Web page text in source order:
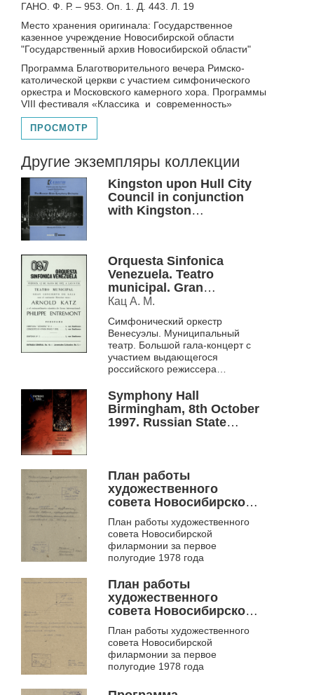
ГАНО. Ф. Р. – 953. Оп. 1. Д. 443. Л. 19
Место хранения оригинала: Государственное
казенное учреждение Новосибирской области
"Государственный архив Новосибирской области"
Программа Благотворительного вечера Римско-
католической церкви с участием симфонического
оркестра и Московского камерного хора. Программы
VIII фестиваля «Классика и современность»
ПРОСМОТР
Другие экземпляры коллекции
Kingston upon Hull City
Council in conjunction
with Kingston
6th October 1997.
programme
Orquesta Sinfonica
Venezuela. Teatro
municipal. Gran
concierto de gala con el
Arnold Katz ..., Viernes,
12 de mayo de 1972.
programma
Кац А. М.
Симфонический оркестр
Венесуэлы. Муниципальный
театр. Большой гала-концерт с
участием выдающегося
российского режиссера
Symphony Hall
Birmingham, 8th October
1997. Russian State
План работы
художественного
совета Новосибирской
филармонии на первую
половину 1975 года. Ф.
953
План работы художественного
совета Новосибирской
филармонии за первое
полугодие 1978 года
План работы
художественного
совета Новосибирской
филармонии на первую
половину 1978 года. Ф.
953
План работы художественного
совета Новосибирской
филармонии за первое
полугодие 1978 года